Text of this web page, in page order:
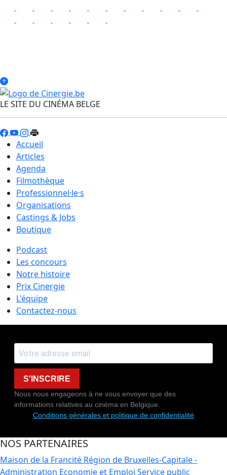
LE SITE DU CINÉMA BELGE
Accueil
Articles
Agenda
Filmothèque
Professionnel·le·s
Organisations
Castings & Jobs
Boutique
Podcast
Les concours
Notre histoire
Prix Cinergie
L'équipe
Contactez-nous
S'INSCRIRE
Nous nous engageons à ne vous envoyer que des
informations relatives au cinéma en Belgique.
Conditions générales et politique de confidentialité
NOS PARTENAIRES
Maison de la Francité Région de Bruxelles-Capitale -
Administration Economie et Emploi Service public